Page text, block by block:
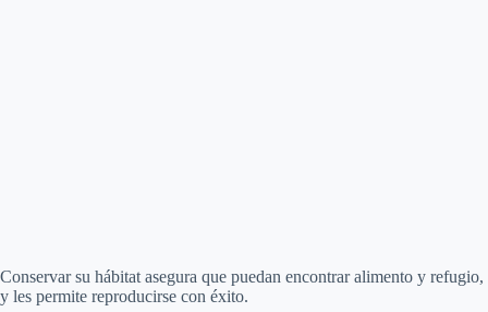
Conservar su hábitat asegura que puedan encontrar alimento y refugio,
y les permite reproducirse con éxito.